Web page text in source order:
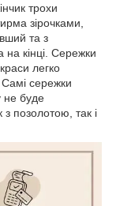
трохи
зірочками,
та з
кінці. Сережки
легко
Самі сережки
не буде
позолотою, так і